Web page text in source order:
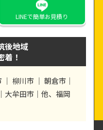
LINEで簡単お見積り
後地域
着！
柳川市 ｜ 朝倉市｜
大牟田市｜他、福岡